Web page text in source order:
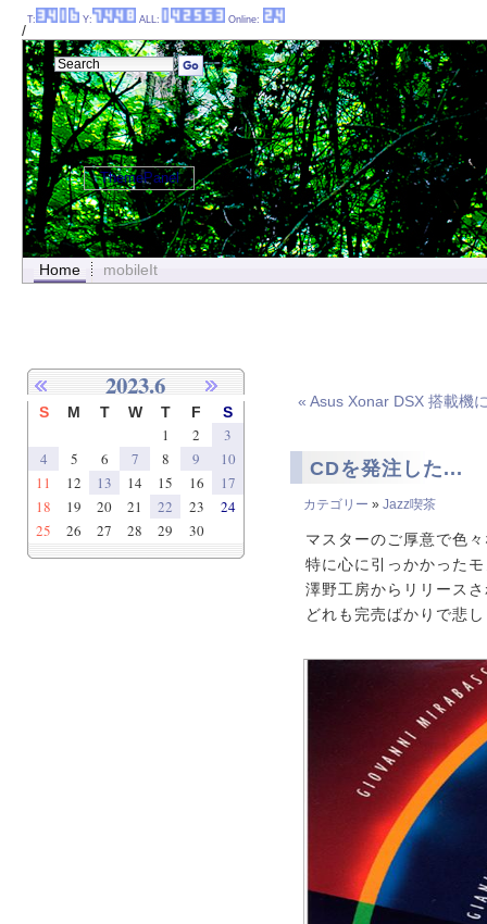
/
Home mobileIt
« Asus Xonar DSX 搭載機
CDを発注した...
カテゴリー » Jazz喫茶
マスターのご厚意で色
特に心に引っかかった
澤野工房からリリース
どれも完売ばかりで悲
2023.6
S M T W T F S
1 2
3
4
5 6 7 8 9
10
11
12 13 14 15 16
17
18
19 20 21 22 23
24
25
26 27 28 29 30
T: Y: ALL: Online:
ThemePanel